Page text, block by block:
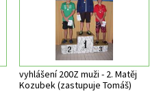
vyhlášení 200Z muži - 2. Matěj
Kozubek (zastupuje Tomáš)